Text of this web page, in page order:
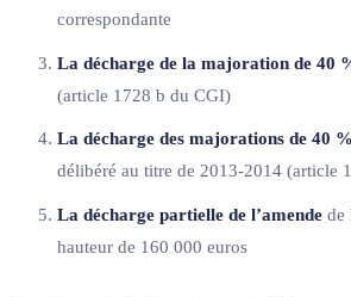
correspondante
La décharge de la majoration de 40
(article 1728 b du CGI)
La décharge des majorations de 40 %
délibéré au titre de 2013-2014 (article
La décharge partielle de l’amende de
hauteur de 160 000 euros